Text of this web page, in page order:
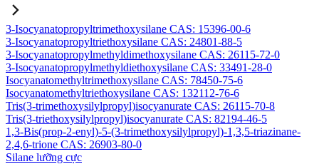
3-Isocyanatopropyltrimethoxysilane CAS: 15396-00-6
3-Isocyanatopropyltriethoxysilane CAS: 24801-88-5
3-Isocyanatopropylmethyldimethoxysilane CAS: 26115-72-0
3-Isocyanatopropylmethyldiethoxysilane CAS: 33491-28-0
Isocyanatomethyltrimethoxysilane CAS: 78450-75-6
Isocyanatomethyltriethoxysilane CAS: 132112-76-6
Tris(3-trimethoxysilylpropyl)isocyanurate CAS: 26115-70-8
Tris(3-triethoxysilylpropyl)isocyanurate CAS: 82194-46-5
1,3-Bis(prop-2-enyl)-5-(3-trimethoxysilylpropyl)-1,3,5-triazinane-
2,4,6-trione CAS: 26903-80-0
Silane lưỡng cực